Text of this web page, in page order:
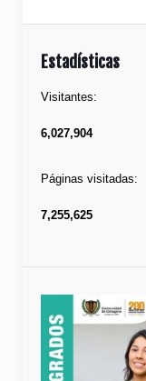
Estadísticas
Visitantes:
6,027,904
Páginas visitadas:
7,255,625